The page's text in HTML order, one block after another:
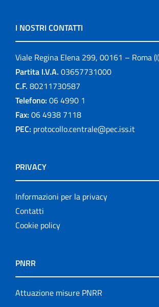
I NOSTRI CONTATTI
Viale Regina Elena 299, 00161 – Roma
Partita I.V.A. 03657731000
C.F. 80211730587
Telefono: 06 4990 1
Fax: 06 4938 7118
PEC: protocollo.centrale@pec.iss.it
PRIVACY
Informazioni per la privacy
Contatti
Cookie policy
PNRR
Attuazione misure PNRR